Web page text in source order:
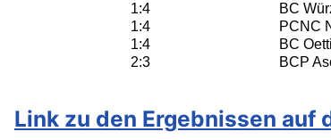
1:4
BC
1:4
PCNC
1:4
BC
2:3
BCP
Link zu den Ergebnissen auf